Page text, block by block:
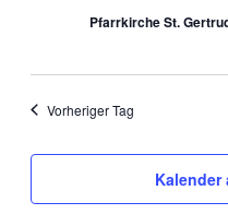
Pfarrkirche St.
Vorheriger Tag
Kalender